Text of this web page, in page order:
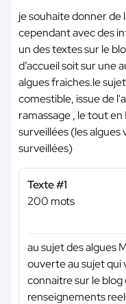
je souhaite donner de
cependant avec des
un des textes sur le
d’accueil soit sur une
algues fraiches.le
comestible, issue de
ramassage , le tout
surveillées (les
surveillées)
Texte #1
200 mots
au sujet des algues
ouverte au sujet qui
connaitre sur le
renseignements